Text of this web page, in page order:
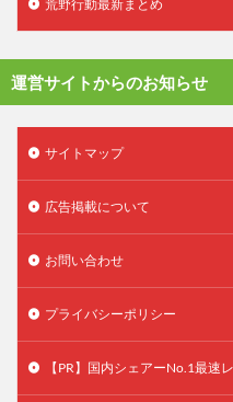
荒野行動最新まとめ
運営サイトからのお知らせ
サイトマップ
広告掲載について
お問い合わせ
プライバシーポリシー
【PR】国内シェアーNo.1最速